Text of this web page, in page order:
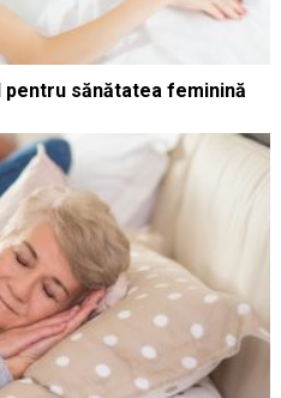
sănătatea feminină